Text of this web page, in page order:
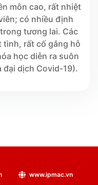
môn cao, rất nhiệt
có nhiều định
tương lai. Các
tình, rất cố gắng hỗ
học diễn ra suôn
đại dịch Covid-19).
www.ipmac.vn